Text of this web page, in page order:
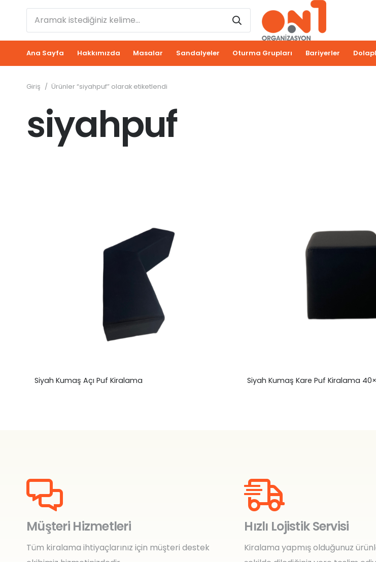
Ana Sayfa Hakkımızda Masalar Sandalyeler Oturma Grupları Bariyerler
Giriş / Ürünler “siyahpuf” olarak etiketlendi
siyahpuf
Siyah Kumaş Açı Puf Kiralama Siyah Kumaş Kare Puf Kiralama
Müşteri Hizmetleri
Tüm kiralama ihtiyaçlarınız için müşteri destek
Hızlı Lojistik Servisi
Kiralama yapmış olduğunuz